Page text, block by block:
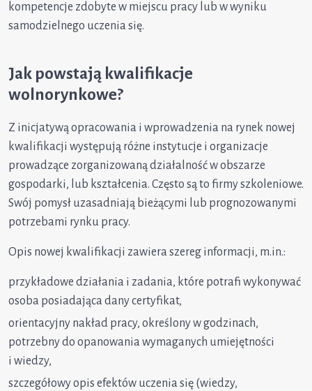
kompetencje zdobyte w miejscu pracy lub w wyniku
samodzielnego uczenia się.
Jak powstają kwalifikacje
wolnorynkowe?
Z inicjatywą opracowania i wprowadzenia na rynek nowej
kwalifikacji występują różne instytucje i organizacje
prowadzące zorganizowaną działalność w obszarze
gospodarki, lub kształcenia. Często są to firmy szkoleniowe.
Swój pomysł uzasadniają bieżącymi lub prognozowanymi
potrzebami rynku pracy.
Opis nowej kwalifikacji zawiera szereg informacji, m.in.:
przykładowe działania i zadania, które potrafi wykonywać
osoba posiadająca dany certyfikat,
orientacyjny nakład pracy, określony w godzinach,
potrzebny do opanowania wymaganych umiejętności
i wiedzy,
szczegółowy opis efektów uczenia się (wiedzy,